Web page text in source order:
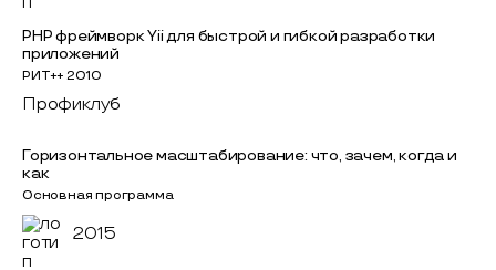
PHP фреймворк Yii для быстрой и гибкой разработки
приложений
РИТ++ 2010
Профиклуб
Горизонтальное масштабирование: что, зачем, когда и
как
Основная программа
2015